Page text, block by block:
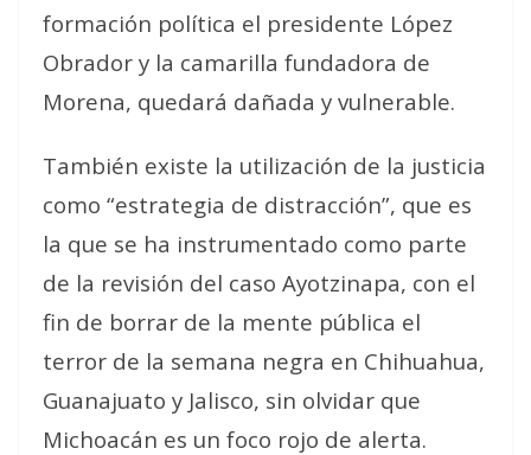
formación política el presidente López
Obrador y la camarilla fundadora de
Morena, quedará dañada y vulnerable.
También existe la utilización de la justicia
como “estrategia de distracción”, que es
la que se ha instrumentado como parte
de la revisión del caso Ayotzinapa, con el
fin de borrar de la mente pública el
terror de la semana negra en Chihuahua,
Guanajuato y Jalisco, sin olvidar que
Michoacán es un foco rojo de alerta.